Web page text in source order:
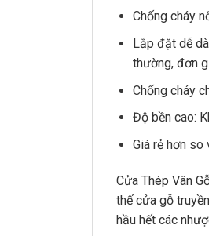
Chống cháy
Lắp đặt dễ
thường, đơn
Chống cháy
Độ bền cao:
Giá rẻ hơn
Cửa Thép Vân
thế cửa gỗ
hầu hết các